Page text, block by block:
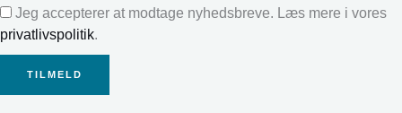
Jeg accepterer at modtage nyhedsbreve. Læs mere i vores
privatlivspolitik.
TILMELD